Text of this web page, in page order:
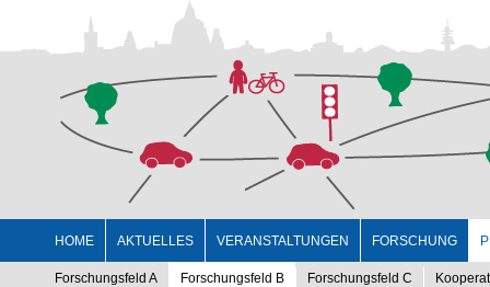
HOME AKTUELLES VERANSTALTUNGEN FORSCHUNG
Forschungsfeld A Forschungsfeld B Forschungsfeld C